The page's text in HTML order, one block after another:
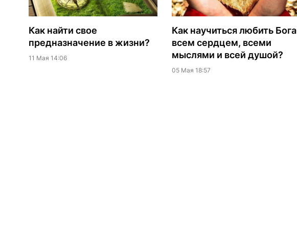
Как найти свое
предназначение в жизни?
11 Мая 14:06
Как научиться любить Бога
всем сердцем, всеми
мыслями и всей душой?
05 Мая 18:57